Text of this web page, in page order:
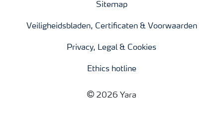
Sitemap
Veiligheidsbladen, Certificaten & Voorwaarden
Privacy, Legal & Cookies
Ethics hotline
2026 Yara